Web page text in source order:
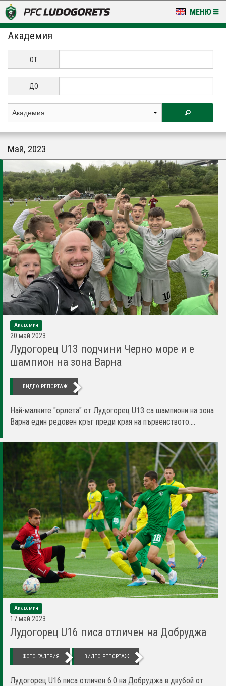
МЕНЮ
НОВИНИ & ГАЛЕРИИ
LUDOGORETS TV
СТАДИОН & БАЗИ
ЗА ФЕНОВЕ
Академия
ОТ
ДО
Май, 2023
Академия
20 май 2023
Лудогорец U13 подчини Черно море и е
шампион на зона Варна
ВИДЕО РЕПОРТАЖ
Най-малките "орлета" от Лудогорец U13 са шампиони на зона
Варна един редовен кръг преди края на първенството....
Академия
17 май 2023
Лудогорец U16 писа отличен на Добруджа
ФОТО ГАЛЕРИЯ ВИДЕО РЕПОРТАЖ
Лудогорец U16 писа отличен 6:0 на Добруджа в двубой от